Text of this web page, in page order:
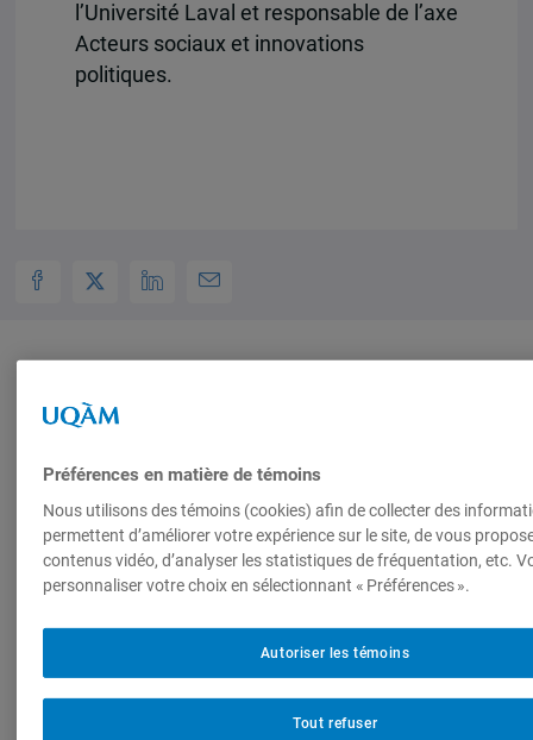
l’Université Laval et responsable de l’axe
Acteurs sociaux et innovations
politiques.
Produit par
Groupe de
recherche sur
les espaces
publics et les
innovations
Préférences en matière de témoins
Nous utilisons des témoins (cookies) afin de collecter des
permettent d’améliorer votre expérience sur le site, de vous
contenus vidéo, d’analyser les statistiques de fréquentation, etc.
personnaliser votre choix en sélectionnant « Préférences ».
Tout refuser
Autoriser les témoins